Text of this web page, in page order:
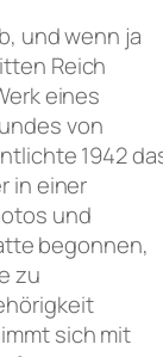
und wenn ja
Reich
eines
von
1942
in einer
und
begonnen,
zu
sich mit